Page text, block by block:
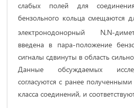
слабых полей для
бензольного кольца смещаются
электронодонорный N,N-
введена в пара-положение
сигналы сдвинуты в область
Данные обсуждаемых
согласуются с ранее полученными
класса соединений, и